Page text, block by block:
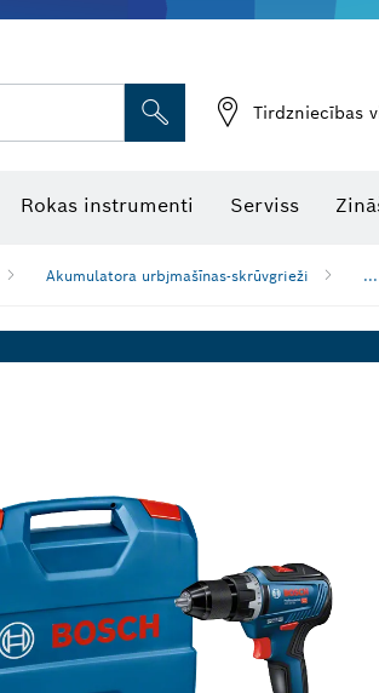
Tirdzniecības
Rokas instrumenti Serviss
Akumulatora urbjmašīnas-skrūvgrieži ...